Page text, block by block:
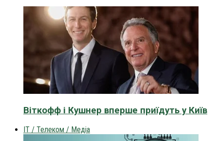
Віткофф і Кушнер вперше приїдуть у Київ
IT / Телеком / Медіа